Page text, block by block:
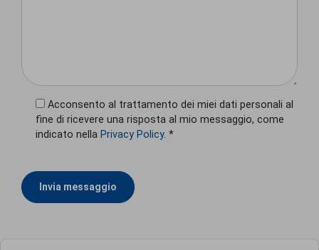
Acconsento al trattamento dei miei dati personali al
fine di ricevere una risposta al mio messaggio, come
indicato nella Privacy Policy. *
Invia messaggio